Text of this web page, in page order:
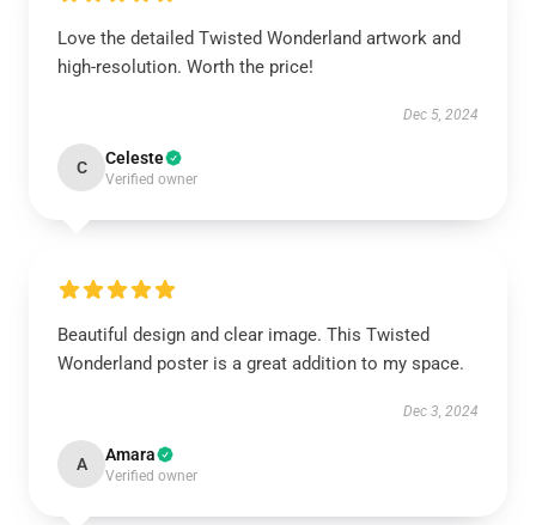
Love the detailed Twisted Wonderland artwork and
high-resolution. Worth the price!
Dec 5, 2024
C Celeste
Verified owner
Beautiful design and clear image. This Twisted
Wonderland poster is a great addition to my space.
Dec 3, 2024
A Amara
Verified owner